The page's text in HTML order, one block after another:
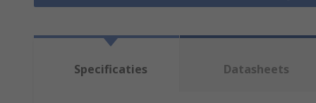
Specificaties Datasheets